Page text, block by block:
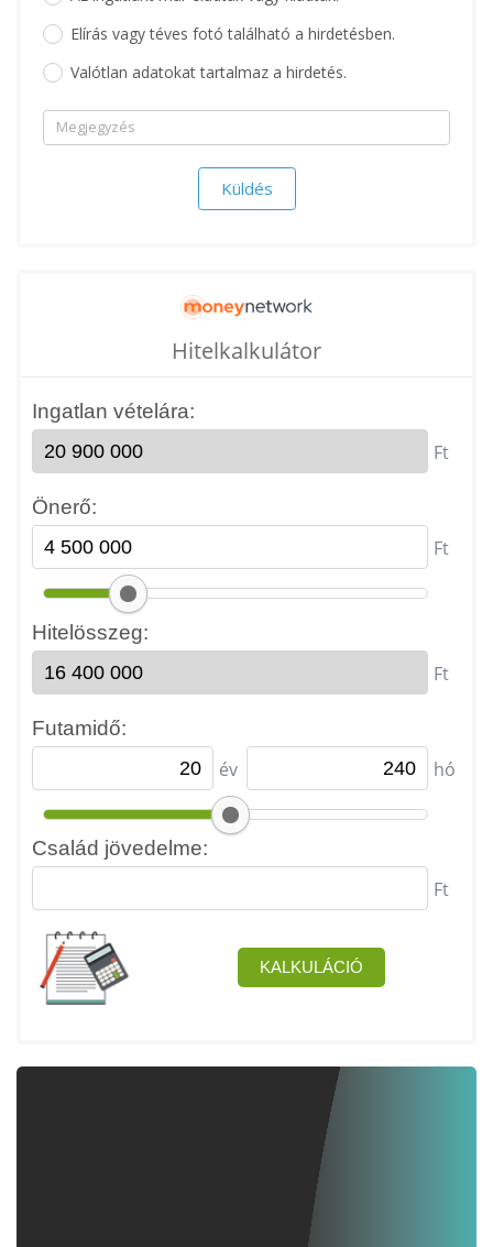
Elírás vagy téves fotó található a hirdetésben.
Valótlan adatokat tartalmaz a hirdetés.